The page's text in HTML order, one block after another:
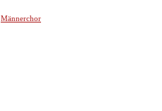
Männerchor